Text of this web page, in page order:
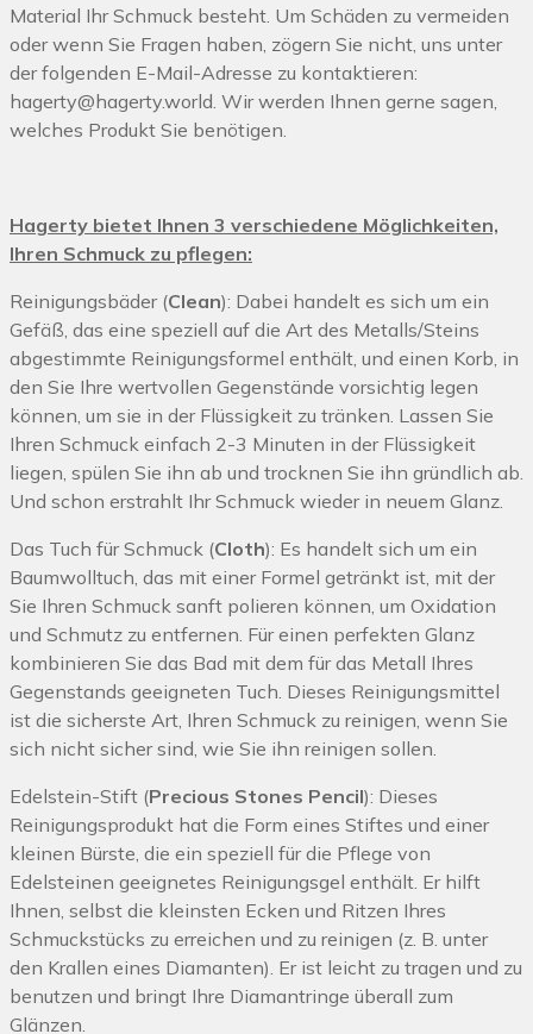
Material Ihr Schmuck besteht. Um Schäden zu vermeiden
oder wenn Sie Fragen haben, zögern Sie nicht, uns unter
der folgenden E-Mail-Adresse zu kontaktieren:
hagerty@hagerty.world . Wir werden Ihnen gerne sagen,
welches Produkt Sie benötigen.
Hagerty bietet Ihnen 3 verschiedene Möglichkeiten,
Ihren Schmuck zu pflegen:
Reinigungsbäder (Clean): Dabei handelt es sich um ein
Gefäß, das eine speziell auf die Art des Metalls/Steins
abgestimmte Reinigungsformel enthält, und einen Korb, in
den Sie Ihre wertvollen Gegenstände vorsichtig legen
können, um sie in der Flüssigkeit zu tränken. Lassen Sie
Ihren Schmuck einfach 2-3 Minuten in der Flüssigkeit
liegen, spülen Sie ihn ab und trocknen Sie ihn gründlich ab.
Und schon erstrahlt Ihr Schmuck wieder in neuem Glanz.
Das Tuch für Schmuck (Cloth): Es handelt sich um ein
Baumwolltuch, das mit einer Formel getränkt ist, mit der
Sie Ihren Schmuck sanft polieren können, um Oxidation
und Schmutz zu entfernen. Für einen perfekten Glanz
kombinieren Sie das Bad mit dem für das Metall Ihres
Gegenstands geeigneten Tuch. Dieses Reinigungsmittel
ist die sicherste Art, Ihren Schmuck zu reinigen, wenn Sie
sich nicht sicher sind, wie Sie ihn reinigen sollen.
Edelstein-Stift (Precious Stones Pencil): Dieses
Reinigungsprodukt hat die Form eines Stiftes und einer
kleinen Bürste, die ein speziell für die Pflege von
Edelsteinen geeignetes Reinigungsgel enthält. Er hilft
Ihnen, selbst die kleinsten Ecken und Ritzen Ihres
Schmuckstücks zu erreichen und zu reinigen (z. B. unter
den Krallen eines Diamanten). Er ist leicht zu tragen und zu
benutzen und bringt Ihre Diamantringe überall zum
Glänzen.